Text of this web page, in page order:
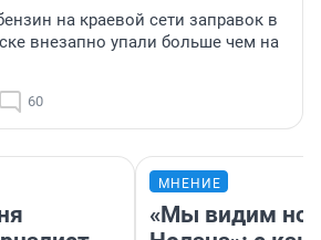
на краевой сети заправок в
внезапно упали больше чем на
60
МНЕНИЕ
«Мы видим